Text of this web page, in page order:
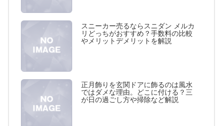
スニーカー売るならスニダン メルカ
リどっちがおすすめ？手数料の比較
やメリットデメリットを解説
正月飾りを玄関ドアに飾るのは風水
ではダメな理由。どこに付ける？三
が日の過ごし方や掃除など解説